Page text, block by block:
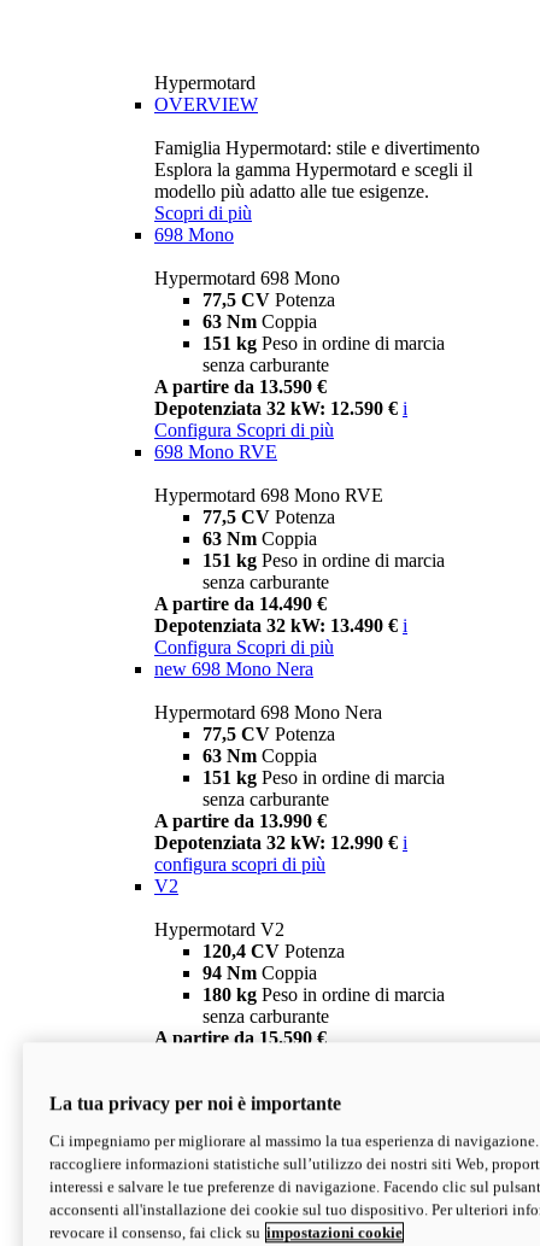
Hypermotard
OVERVIEW
Famiglia Hypermotard: stile e divertimento
Esplora la gamma Hypermotard e scegli il
modello più adatto alle tue esigenze.
Scopri di più
698 Mono
Hypermotard 698 Mono
77,5 CV Potenza
63 Nm Coppia
151 kg Peso in ordine di marcia
senza carburante
A partire da 13.590 €
Depotenziata 32 kW: 12.590 € i
Configura Scopri di più
698 Mono RVE
Hypermotard 698 Mono RVE
77,5 CV Potenza
63 Nm Coppia
151 kg Peso in ordine di marcia
senza carburante
A partire da 14.490 €
Depotenziata 32 kW: 13.490 € i
Configura Scopri di più
new 698 Mono Nera
Hypermotard 698 Mono Nera
77,5 CV Potenza
63 Nm Coppia
151 kg Peso in ordine di marcia
senza carburante
A partire da 13.990 €
Depotenziata 32 kW: 12.990 € i
configura scopri di più
V2
Hypermotard V2
120,4 CV Potenza
94 Nm Coppia
180 kg Peso in ordine di marcia
senza carburante
A partire da 15.590 €
V2 SP
Hypermotard V2 SP
120,4 CVPotenza
94 NmCoppia
177 kgPeso in ordine di marcia
senza carburante
La tua privacy per noi è importante
Ci impegniamo per migliorare al massimo la tua esperienza di
raccogliere informazioni statistiche sull’utilizzo dei nostri siti Web,
interessi e salvare le tue preferenze di navigazione. Facendo clic sul
acconsenti all'installazione dei cookie sul tuo dispositivo. Per ulteriori
revocare il consenso, fai click su impostazioni cookie